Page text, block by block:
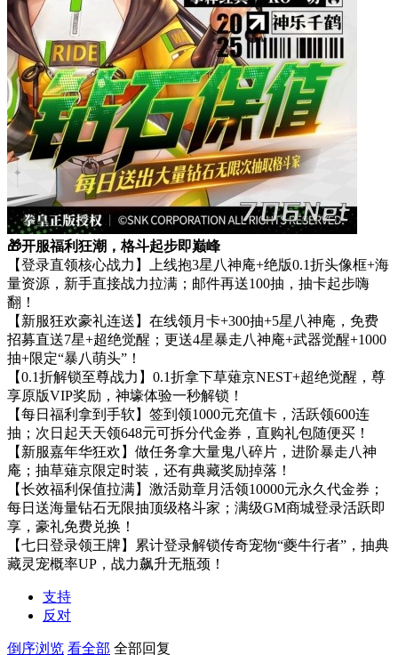
🎁开服福利狂潮，格斗起步即巅峰
【登录直领核心战力】上线抱3星八神庵+绝版0.1折头像框+海
量资源，新手直接战力拉满；邮件再送100抽，抽卡起步嗨
翻！
【新服狂欢豪礼连送】在线领月卡+300抽+5星八神庵，免费
招募直送7星+超绝觉醒；更送4星暴走八神庵+武器觉醒+1000
抽+限定“暴八萌头”！
【0.1折解锁至尊战力】0.1折拿下草薙京NEST+超绝觉醒，尊
享原版VIP奖励，神壕体验一秒解锁！
【每日福利拿到手软】签到领1000元充值卡，活跃领600连
抽；次日起天天领648元可拆分代金券，直购礼包随便买！
【新服嘉年华狂欢】做任务拿大量鬼八碎片，进阶暴走八神
庵；抽草薙京限定时装，还有典藏奖励掉落！
【长效福利保值拉满】激活勋章月活领10000元永久代金券；
每日送海量钻石无限抽顶级格斗家；满级GM商城登录活跃即
享，豪礼免费兑换！
【七日登录领王牌】累计登录解锁传奇宠物“夔牛行者”，抽典
藏灵宠概率UP，战力飙升无瓶颈！
支持
反对
倒序浏览 看全部 全部回复